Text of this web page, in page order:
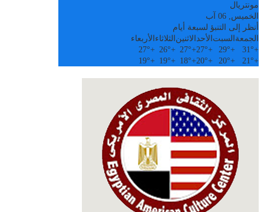
مونتريال
الخميس, 06 آب
أنظر إلى التنبؤ لسبعة أيام
الجمعة السبت الأحدالاثنين الثلاثاء الأربعاء
+
31°
+
29°
+
27°
+
27°
+
26°
+
27°
+
21°
+
20°
+
20°
+
18°
+
19°
+
19°